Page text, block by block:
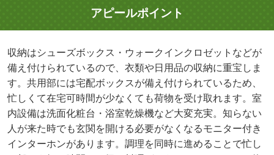
アピールポイント
収納はシューズボックス・ウォークインクロゼットなどが
備え付けられているので、衣類や日用品の収納に重宝しま
す。共用部には宅配ボックスが備え付けられているため、
忙しくて在宅可時間が少なくても荷物を受け取れます。室
内設備は洗面化粧台・浴室乾燥機など大変充実。知らない
人が来た時でも玄関を開ける必要がなくなるモニター付き
インターホンがあります。調理を同時に進めることで忙し